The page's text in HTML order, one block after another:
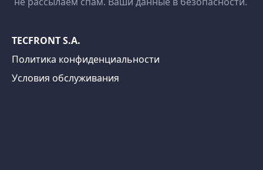
TECFRONT S.A.
Политика конфиденциальности
Условия обслуживания